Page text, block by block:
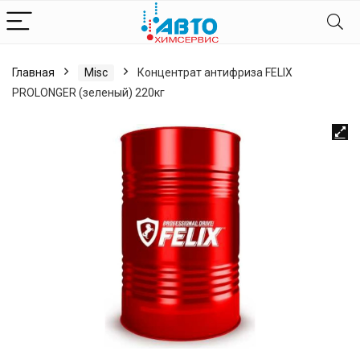
Главная Misc
Концентрат антифриза FELIX
PROLONGER (зеленый) 220кг